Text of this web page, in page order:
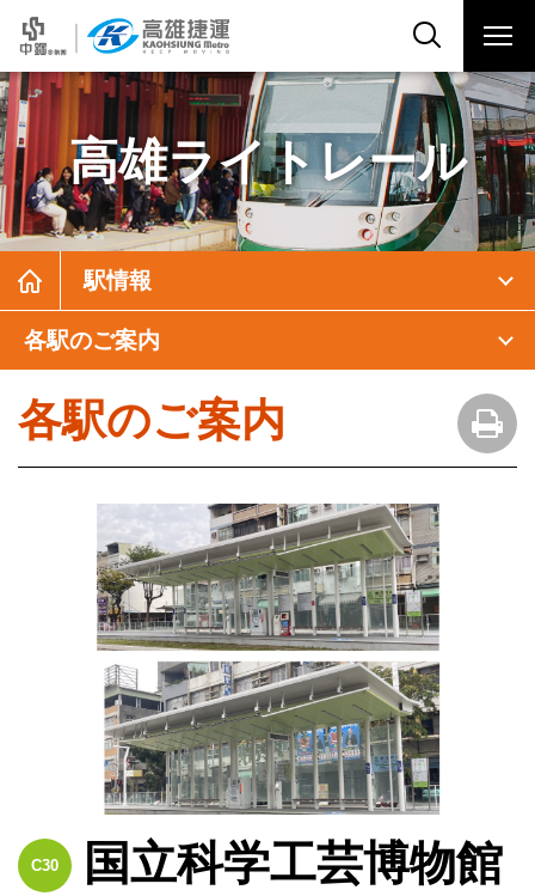
高雄ライトレール
駅情報
各駅のご案内
各駅のご案内
C30 国立科学工芸博物館